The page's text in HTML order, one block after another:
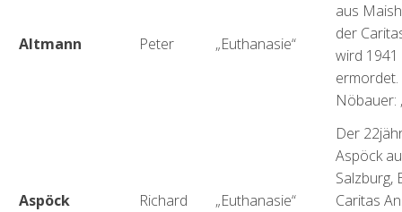
Altmann Peter „Euthanasie“
aus
der
wird
Nöbauer:
Aspöck Richard „Euthanasie“
Der
Aspöck
Salzburg,
Caritas